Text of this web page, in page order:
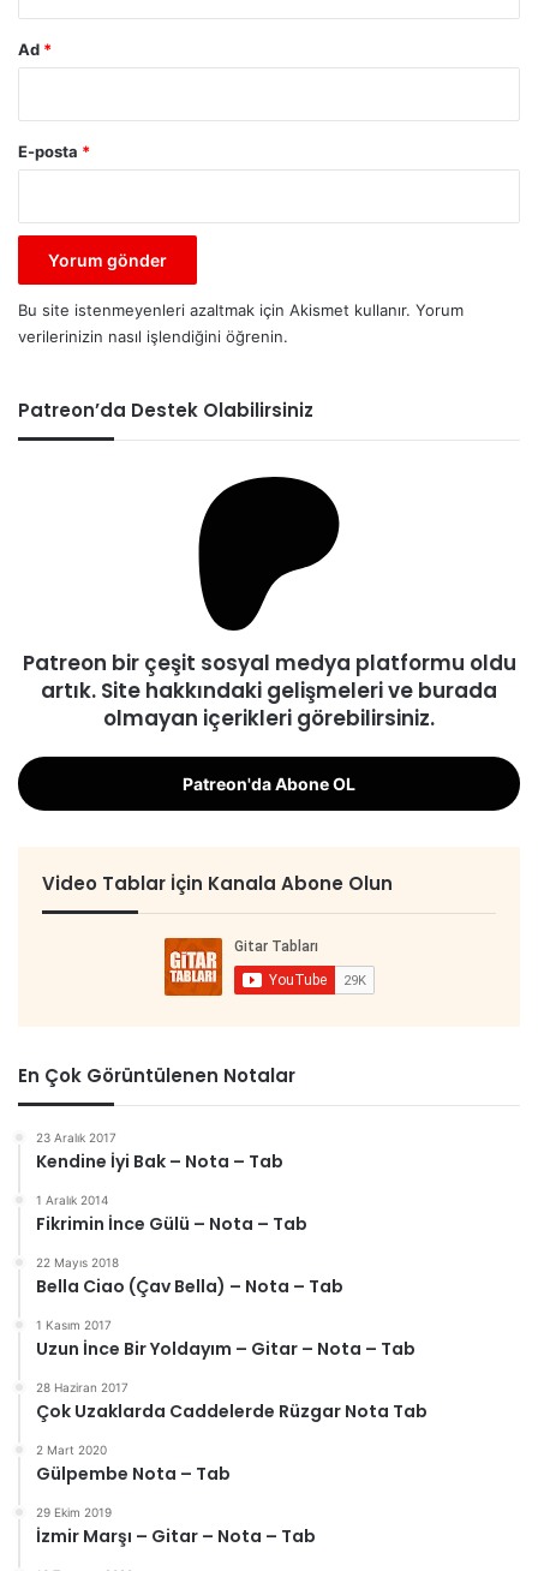
Ad *
E-posta *
Bu site istenmeyenleri azaltmak için Akismet kullanır. Yorum
verilerinizin nasıl işlendiğini öğrenin.
Patreon’da Destek Olabilirsiniz
Patreon bir çeşit sosyal medya platformu oldu
artık. Site hakkındaki gelişmeleri ve burada
olmayan içerikleri görebilirsiniz.
Patreon'da Abone OL
Video Tablar İçin Kanala Abone Olun
En Çok Görüntülenen Notalar
23 Aralık 2017
Kendine İyi Bak – Nota – Tab
1 Aralık 2014
Fikrimin İnce Gülü – Nota – Tab
22 Mayıs 2018
Bella Ciao (Çav Bella) – Nota – Tab
1 Kasım 2017
Uzun İnce Bir Yoldayım – Gitar – Nota – Tab
28 Haziran 2017
Çok Uzaklarda Caddelerde Rüzgar Nota Tab
2 Mart 2020
Gülpembe Nota – Tab
29 Ekim 2019
İzmir Marşı – Gitar – Nota – Tab